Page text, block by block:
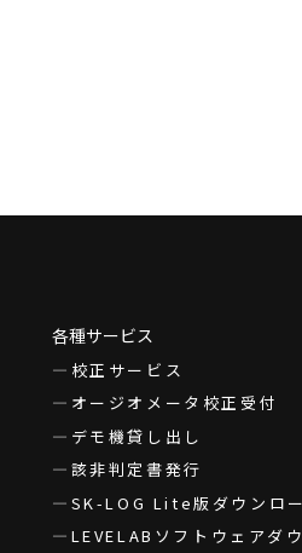
各種サービス
校正サービス
オージオメータ校正受付
デモ機貸し出し
該非判定書発行
SK-LOG Lite版ダウンロ
LEVELABソフトウェアダ